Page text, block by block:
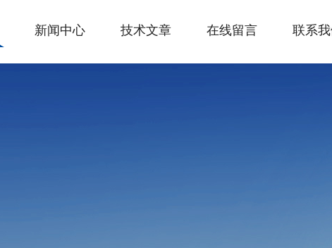
新闻中心 技术文章 在线留言 联系我